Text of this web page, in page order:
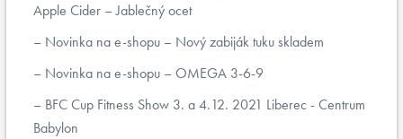
Apple Cider – Jablečný ocet
Novinka na e-shopu – Nový zabiják tuku skladem
Novinka na e-shopu – OMEGA 3-6-9
BFC Cup Fitness Show 3. a 4.12. 2021 Liberec - Centrum
Babylon